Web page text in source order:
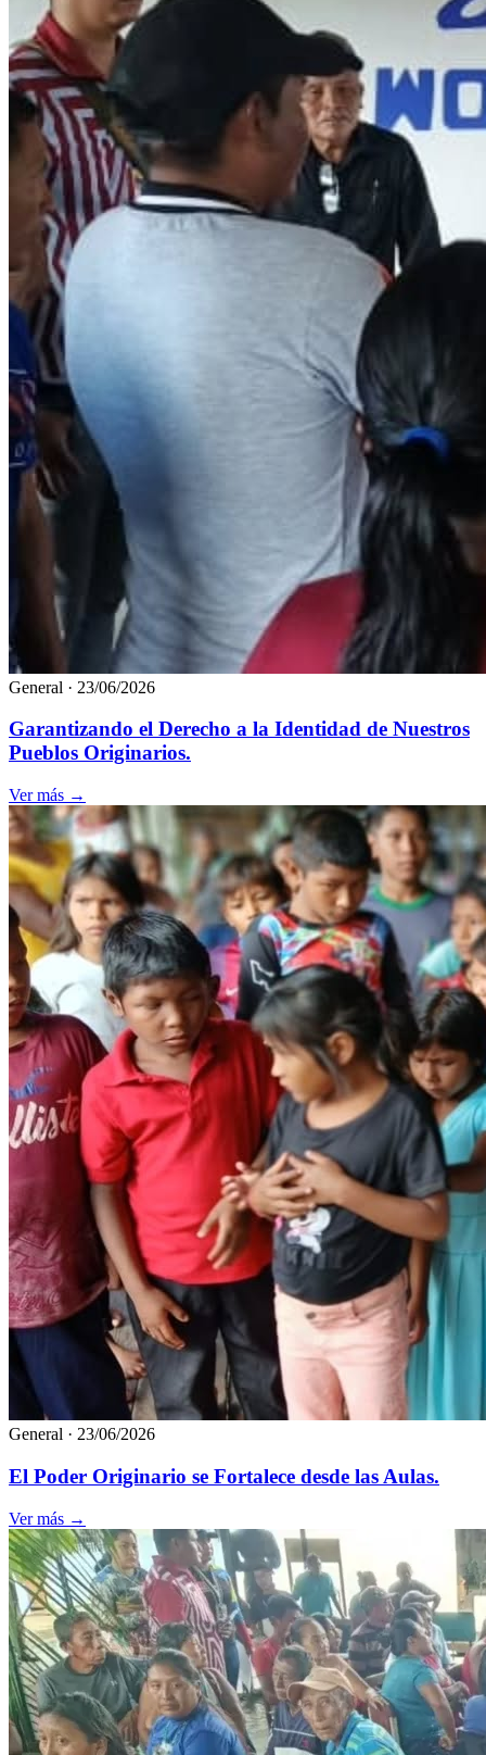
General · 23/06/2026
Garantizando el Derecho a la Identidad de Nuestros
Pueblos Originarios.
Ver más →
General · 23/06/2026
El Poder Originario se Fortalece desde las Aulas.
Ver más →